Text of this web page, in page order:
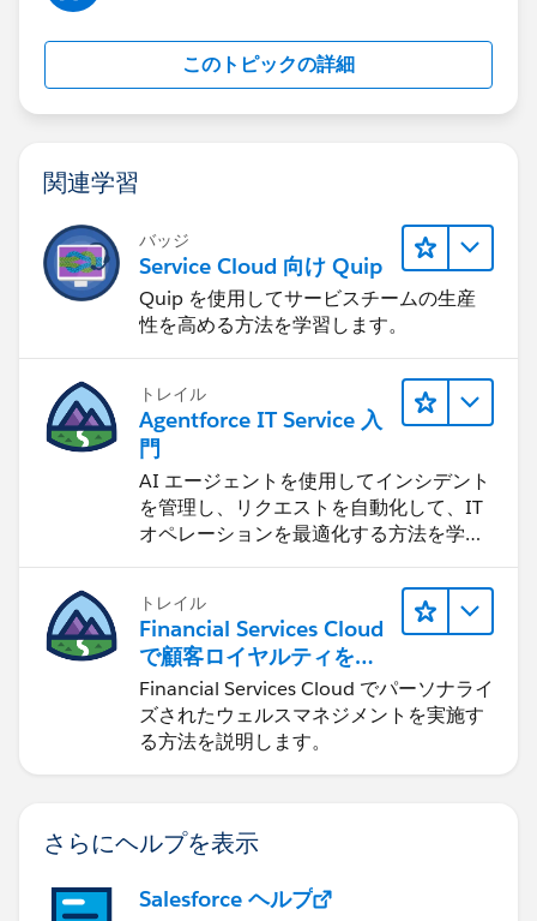
このトピックの詳細
関連学習
バッジ
Service Cloud 向け Quip
Quip を使用してサービスチームの生産
性を高める方法を学習します。
トレイル
Agentforce IT Service 入
門
AI エージェントを使用してインシデント
を管理し、リクエストを自動化して、IT
オペレーションを最適化する方法を学習
トレイル
Financial Services Cloud
で顧客ロイヤルティを促
進
Financial Services Cloud でパーソナライ
ズされたウェルスマネジメントを実施す
る方法を説明します。
さらにヘルプを表示
Salesforce ヘルプ